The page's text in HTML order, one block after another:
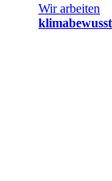
Wir arbeiten
klimabewusst